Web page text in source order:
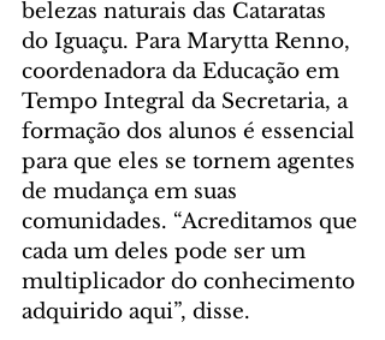
belezas naturais das Cataratas
do Iguaçu. Para Marytta Renno,
coordenadora da Educação em
Tempo Integral da Secretaria, a
formação dos alunos é essencial
para que eles se tornem agentes
de mudança em suas
comunidades. “Acreditamos que
cada um deles pode ser um
multiplicador do conhecimento
adquirido aqui”, disse.